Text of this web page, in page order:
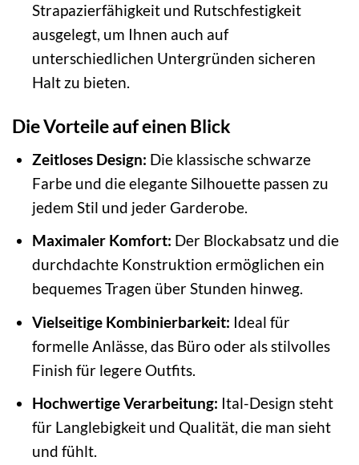
Strapazierfähigkeit und Rutschfestigkeit
ausgelegt, um Ihnen auch auf
unterschiedlichen Untergründen sicheren
Halt zu bieten.
Die Vorteile auf einen Blick
Zeitloses Design: Die klassische schwarze
Farbe und die elegante Silhouette passen zu
jedem Stil und jeder Garderobe.
Maximaler Komfort: Der Blockabsatz und die
durchdachte Konstruktion ermöglichen ein
bequemes Tragen über Stunden hinweg.
Vielseitige Kombinierbarkeit: Ideal für
formelle Anlässe, das Büro oder als stilvolles
Finish für legere Outfits.
Hochwertige Verarbeitung: Ital-Design steht
für Langlebigkeit und Qualität, die man sieht
und fühlt.